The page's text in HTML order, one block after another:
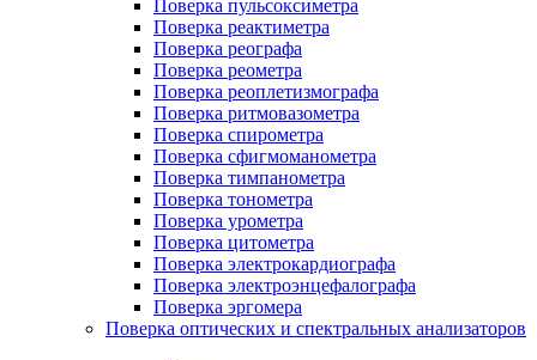
Поверка пульсоксиметра
Поверка реактиметра
Поверка реографа
Поверка реометра
Поверка реоплетизмографа
Поверка ритмовазометра
Поверка спирометра
Поверка сфигмоманометра
Поверка тимпанометра
Поверка тонометра
Поверка урометра
Поверка цитометра
Поверка электрокардиографа
Поверка электроэнцефалографа
Поверка эргомера
Поверка оптических и спектральных анализаторов